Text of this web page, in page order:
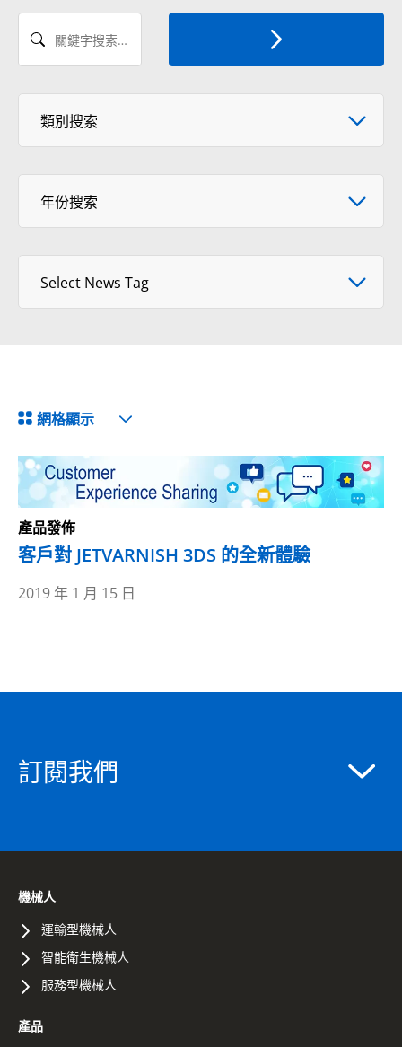
Select News Category
類別搜索
年份搜索
年份搜索
Select tag
Select News Tag
網格顯示
產品發佈
客戶對 JETVARNISH 3DS 的全新體驗
2019 年 1 月 15 日
訂閱我們
機械人
運輸型機械人
智能衛生機械人
服務型機械人
產品